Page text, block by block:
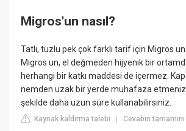
Migros'un nasıl?
Tatlı, tuzlu pek çok farklı tarif için Migros
Migros un, el değmeden hijyenik bir
herhangi bir katkı maddesi de içermez.
nemden uzak bir yerde muhafaza
şekilde daha uzun süre kullanabilirsiniz.
Kaynak kaldırma talebi |Cevabın